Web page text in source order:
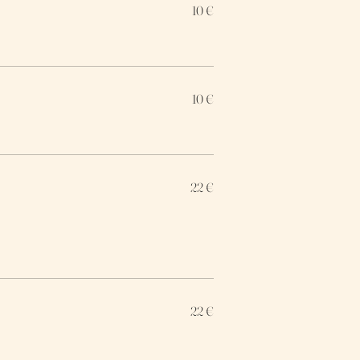
10 €
10 €
22 €
22 €